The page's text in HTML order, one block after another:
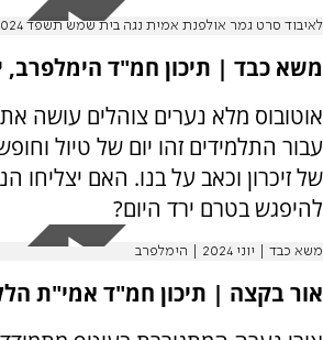
לאיבוד סרט גמר אולפנת אמית נגה בית שמש תשפד 2024
משא כבד | תיכון חמ"ד הימלפרב,
אוטובוס מלא נערים צוהלים עושה
עבור התלמידים זהו יום של טיול
של זיכרון וכאב על בנו. האם יצליחו
להיפגש בטרם ירד היום?
משא כבד | יוני 2024 | הימלפרב
אור בקצה | תיכון חמ"ד אמי"ת